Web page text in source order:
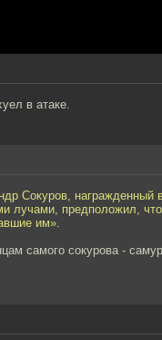
в атаке.
Сокуров,
лучами, предположил,
им».
самого сокурова -